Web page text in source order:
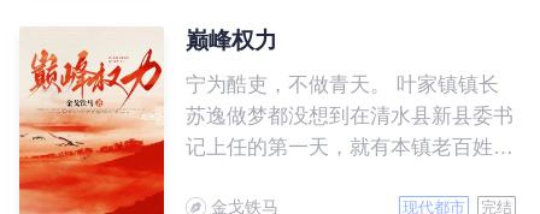
巅峰权力
宁为酷吏，不做青天。 叶家镇镇长
苏逸做梦都没想到在清水县新县委书
记上任的第一天，就有本镇老百姓拿
金戈铁马 现代都市 完结